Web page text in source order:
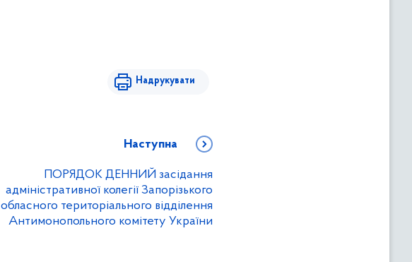
Надрукувати
Наступна
ПОРЯДОК ДЕННИЙ засідання
адміністративної колегії Запорізького
обласного територіального відділення
Антимонопольного комітету України